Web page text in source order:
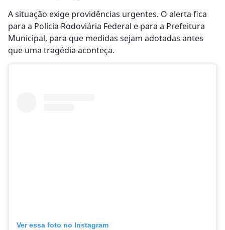
A situação exige providências urgentes. O alerta fica
para a Polícia Rodoviária Federal e para a Prefeitura
Municipal, para que medidas sejam adotadas antes
que uma tragédia aconteça.
Ver essa foto no Instagram